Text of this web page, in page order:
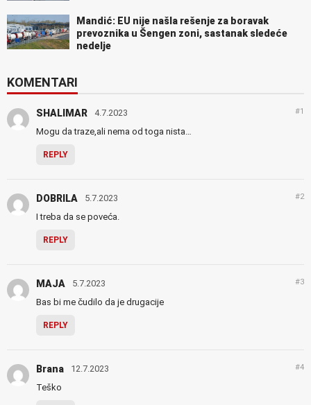
Mandić: EU nije našla rešenje za boravak
prevoznika u Šengen zoni, sastanak sledeće
nedelje
KOMENTARI
SHALIMAR 4.7.2023 #1
Mogu da traze,ali nema od toga nista…
REPLY
DOBRILA 5.7.2023 #2
I treba da se poveća.
REPLY
MAJA 5.7.2023 #3
Bas bi me čudilo da je drugacije
REPLY
Brana 12.7.2023 #4
Teško